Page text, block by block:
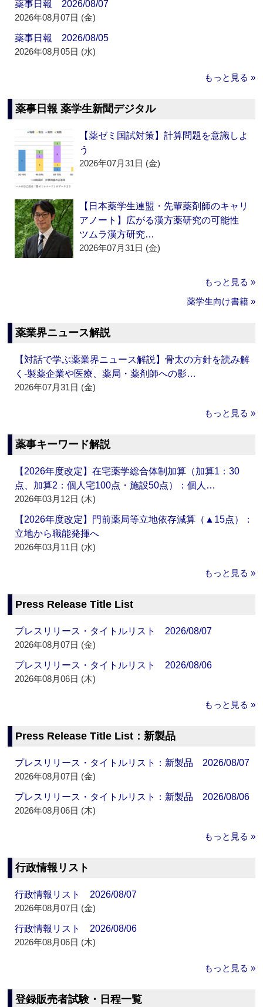
薬事日報 2026/08/07
2026年08月07日 (金)
薬事日報 2026/08/05
2026年08月05日 (水)
もっと見る »
薬事日報 薬学生新聞デジタル
【薬ゼミ国試対策】計算問題を意識しよ
う
2026年07月31日 (金)
【日本薬学生連盟・先輩薬剤師のキャリ
アノート】広がる漢方薬研究の可能性
ツムラ漢方研究…
2026年07月31日 (金)
もっと見る »
薬学生向け書籍 »
薬業界ニュース解説
【対話で学ぶ薬業界ニュース解説】骨太の方針を読み解
く‐製薬企業や医療、薬局・薬剤師への影…
2026年07月31日 (金)
もっと見る »
薬事キーワード解説
【2026年度改定】在宅薬学総合体制加算（加算1：30
点、加算2：個人宅100点・施設50点）：個人…
2026年03月12日 (木)
【2026年度改定】門前薬局等立地依存減算（▲15点）：
立地から職能発揮へ
2026年03月11日 (水)
もっと見る »
Press Release Title List
プレスリリース・タイトルリスト 2026/08/07
2026年08月07日 (金)
プレスリリース・タイトルリスト 2026/08/06
2026年08月06日 (木)
もっと見る »
Press Release Title List：新製品
プレスリリース・タイトルリスト：新製品 2026/08/07
2026年08月07日 (金)
プレスリリース・タイトルリスト：新製品 2026/08/06
2026年08月06日 (木)
もっと見る »
行政情報リスト
行政情報リスト 2026/08/07
2026年08月07日 (金)
行政情報リスト 2026/08/06
2026年08月06日 (木)
もっと見る »
登録販売者試験・日程一覧